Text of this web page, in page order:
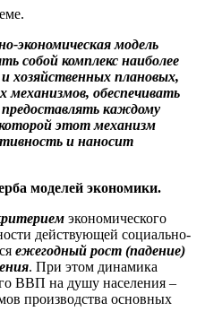
экономическая модель
собой комплекс наиболее
хозяйственных плановых,
обеспечивать
каждому
этот механизм
и наносит
моделей экономики.
экономического
действующей социально-
ежегодный рост (падение)
. При этом динамика
ВВП на душу населения –
производства основных